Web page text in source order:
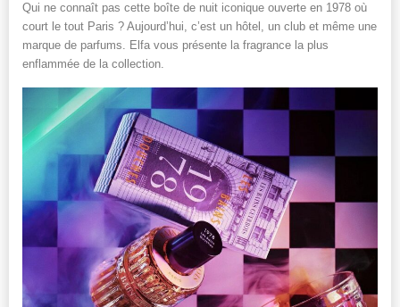
Qui ne connaît pas cette boîte de nuit iconique ouverte en 1978 où
court le tout Paris ? Aujourd’hui, c’est un hôtel, un club et même une
marque de parfums. Elfa vous présente la fragrance la plus
enflammée de la collection.